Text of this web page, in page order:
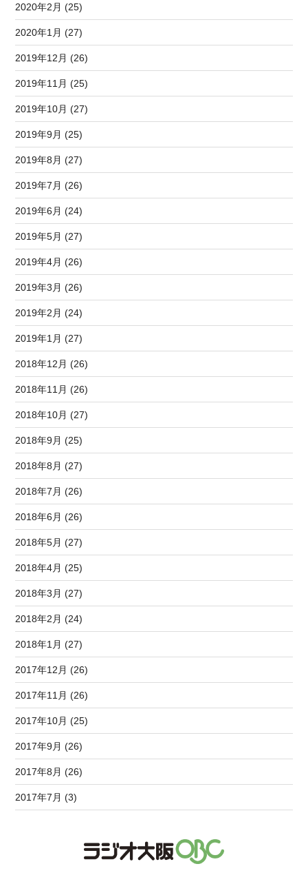
2020年2月 (25)
2020年1月 (27)
2019年12月 (26)
2019年11月 (25)
2019年10月 (27)
2019年9月 (25)
2019年8月 (27)
2019年7月 (26)
2019年6月 (24)
2019年5月 (27)
2019年4月 (26)
2019年3月 (26)
2019年2月 (24)
2019年1月 (27)
2018年12月 (26)
2018年11月 (26)
2018年10月 (27)
2018年9月 (25)
2018年8月 (27)
2018年7月 (26)
2018年6月 (26)
2018年5月 (27)
2018年4月 (25)
2018年3月 (27)
2018年2月 (24)
2018年1月 (27)
2017年12月 (26)
2017年11月 (26)
2017年10月 (25)
2017年9月 (26)
2017年8月 (26)
2017年7月 (3)